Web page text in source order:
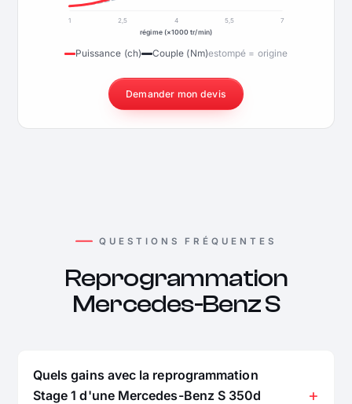
1 2,5 4 5,5
7
régime (×1000 tr/min)
Puissance (ch) Couple (Nm)estompé = origine
Demander mon devis
QUESTIONS FRÉQUENTES
Reprogrammation
Mercedes-Benz S
Quels gains avec la reprogrammation
Stage 1 d'une Mercedes-Benz S 350d